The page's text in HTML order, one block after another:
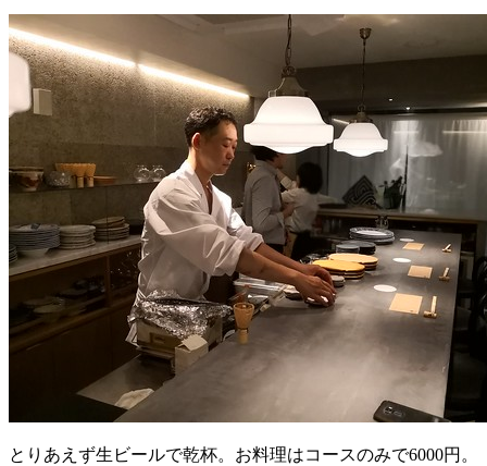
とりあえず生ビールで乾杯。お料理はコースのみで6000円。